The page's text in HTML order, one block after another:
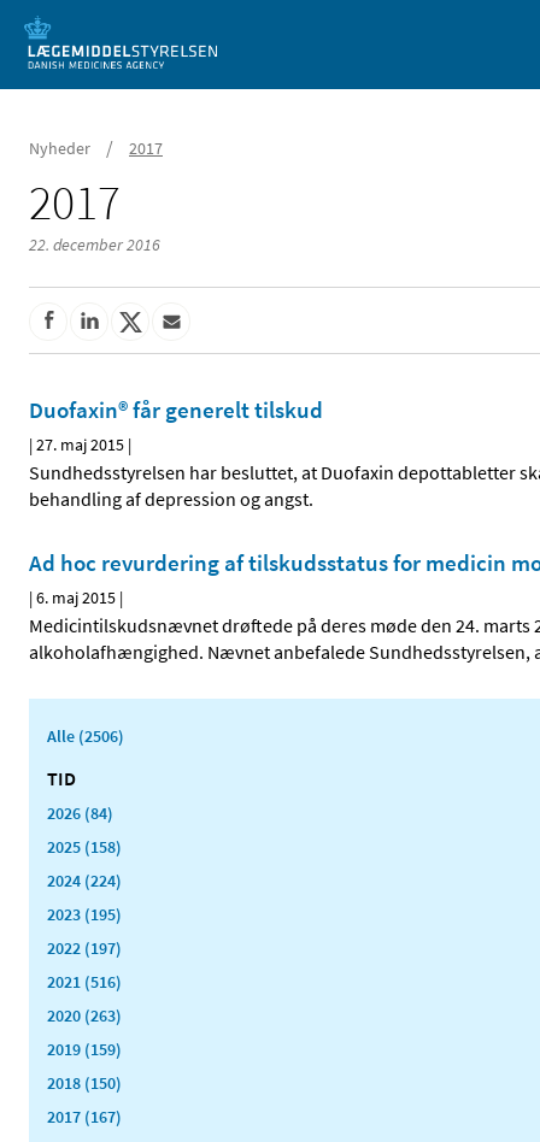
Mobil visning
Nyheder / 2017
2017
22. december 2016
Duofaxin® får generelt tilskud
|27. maj 2015 |
Sundhedsstyrelsen har besluttet, at Duofaxin depottabletter
behandling af depression og angst.
Ad hoc revurdering af tilskudsstatus for medicin
|6. maj 2015 |
Medicintilskudsnævnet drøftede på deres møde den 24.
alkoholafhængighed. Nævnet anbefalede
Alle (2506)
TID
2026 (84)
2025 (158)
2024 (224)
2023 (195)
2022 (197)
2021 (516)
2020 (263)
2019 (159)
2018 (150)
2017 (167)